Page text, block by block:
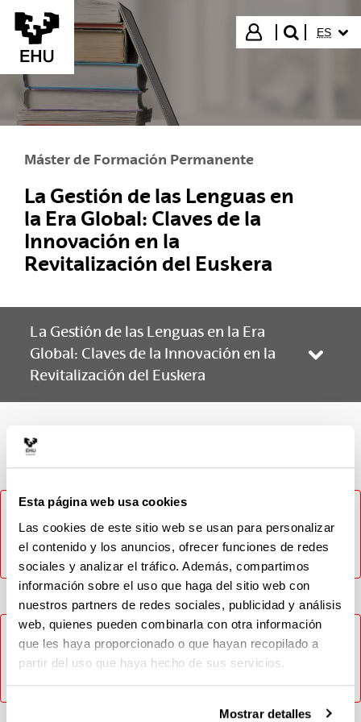
Esta página web usa cookies
Las cookies de este sitio web se usan para personalizar
el contenido y los anuncios, ofrecer funciones de redes
sociales y analizar el tráfico. Además, compartimos
información sobre el uso que haga del sitio web con
nuestros partners de redes sociales, publicidad y análisis
web, quienes pueden combinarla con otra información
que les haya proporcionado o que hayan recopilado a
partir del uso que haya hecho de sus servicios.
Mostrar detalles
Saltar al contenido principal
Iniciar sesión
buscar"
ES
Máster de Formación Permanente
La Gestión de las Lenguas en
la Era Global: Claves de la
Innovación en la
Revitalización del Euskera
La Gestión de las Lenguas en la Era
Global: Claves de la Innovación en la
Revitalización del Euskera
Materia
No ha sido posible cargar el contenido, inténtelo más
tarde. En caso de que el problema persista contacte con
el CAU (Tlf: 946014400 / Email: cau@ehu.eus / Web:
https://lagun.ehu.eus).
No ha sido posible cargar el contenido, inténtelo más
tarde. En caso de que el problema persista contacte con
el CAU (Tlf: 946014400 / Email: cau@ehu.eus / Web:
https://lagun.ehu.eus).